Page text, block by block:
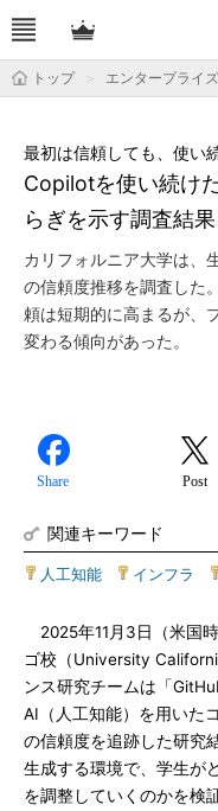
トップ エンタープライ
Copilotを使い続け
らぎを示す調査結
最初は信頼しても、使い
カリフォルニア大学は、
の信頼度推移を調査した
頼は短期的に高まるが、
変わる傾向があった。
Share Post
関連キーワード
人工知能 インフラ
2025年11月3日（米国
ゴ校（University
ンス研究チームは「
AI（人工知能）を用いた
の信頼度を追跡した研究
生成する環境で、学生が
を調整していくのかを検